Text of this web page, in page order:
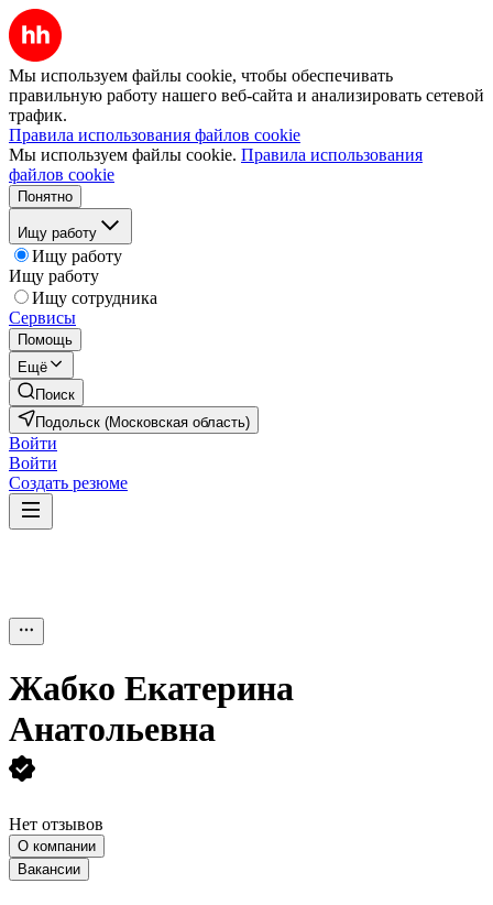
Мы используем файлы cookie, чтобы обеспечивать
правильную работу нашего веб-сайта и анализировать сетевой
трафик.
Правила использования файлов cookie
Мы используем файлы cookie. Правила использования
файлов cookie
Понятно
Ищу работу
Ищу работу
Ищу работу
Ищу сотрудника
Сервисы
Помощь
Ещё
Поиск
Подольск (Московская область)
Войти
Войти
Создать резюме
Жабко Екатерина
Анатольевна
Нет отзывов
О компании
Вакансии